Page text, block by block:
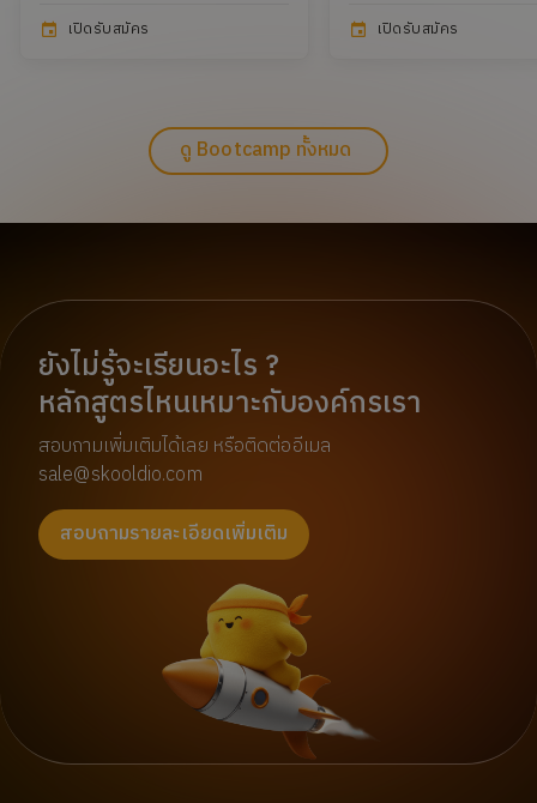
เปิดรับสมัคร เปิดรับสมัคร
ดู Bootcamp ทั้งหมด
ยังไม่รู้จะเรียนอะไร ?
หลักสูตรไหนเหมาะกับองค์กรเรา
สอบถามเพิ่มเติมได้เลย หรือติดต่ออีเมล
sale@skooldio.com
สอบถามรายละเอียดเพิ่มเติม